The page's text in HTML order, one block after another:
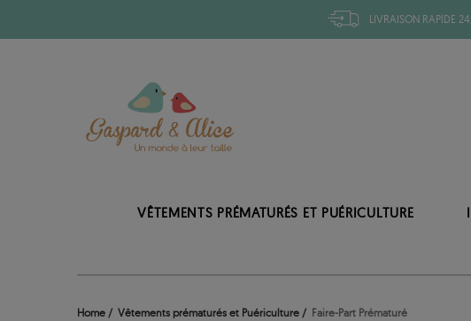
LIVRAISON RAPIDE
VÊTEMENTS PRÉMATURÉS ET PUÉRICULTURE
Home Vêtements prématurés et Puériculture Faire-Part Prématuré